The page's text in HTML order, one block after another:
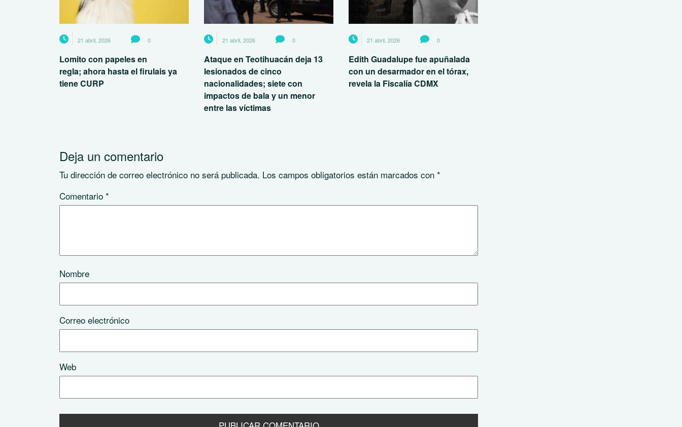
21 abril, 2026 0
Lomito con papeles en
regla; ahora hasta el firulais ya
tiene CURP
21 abril, 2026 0
Ataque en Teotihuacán deja 13
lesionados de cinco
nacionalidades; siete con
impactos de bala y un menor
entre las víctimas
21 abril, 2026 0
Edith Guadalupe fue apuñalada
con un desarmador en el tórax,
revela la Fiscalía CDMX
Deja un comentario
Tu dirección de correo electrónico no será publicada. Los campos obligatorios están marcados con *
Comentario *
Nombre
Correo electrónico
Web